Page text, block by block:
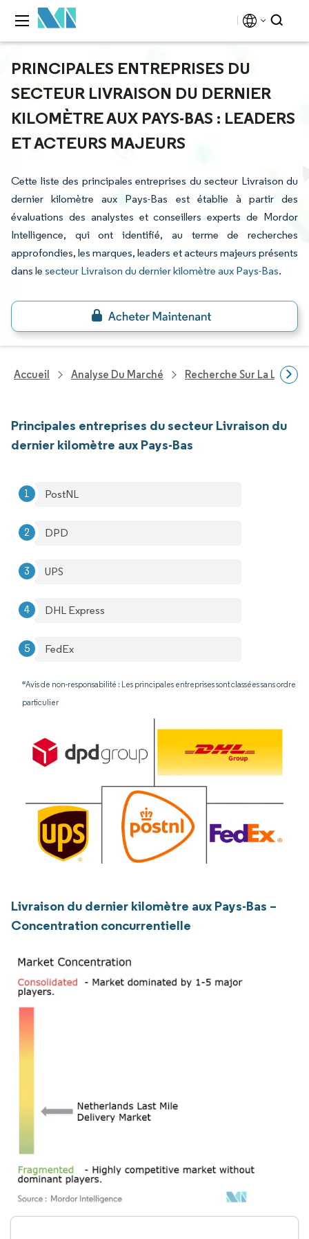
PRINCIPALES ENTREPRISES DU
SECTEUR LIVRAISON DU DERNIER
KILOMÈTRE AUX PAYS-BAS : LEADERS
ET ACTEURS MAJEURS
Cette liste des principales entreprises du secteur Livraison du
dernier kilomètre aux Pays-Bas est établie à partir des
évaluations des analystes et conseillers experts de Mordor
Intelligence, qui ont identifié, au terme de recherches
approfondies, les marques, leaders et acteurs majeurs présents
dans le secteur Livraison du dernier kilomètre aux Pays-Bas.
Accueil Analyse Du Marché Recherche Sur La
Principales entreprises du secteur Livraison du
dernier kilomètre aux Pays-Bas
PostNL
DPD
UPS
DHL Express
FedEx
*Avis de non-responsabilité : Les principales entreprises sont classées sans ordre
particulier
Livraison du dernier kilomètre aux Pays-Bas –
Concentration concurrentielle